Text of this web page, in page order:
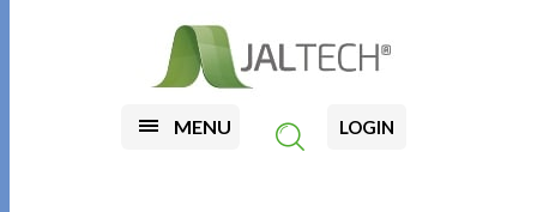
MENU LOGIN